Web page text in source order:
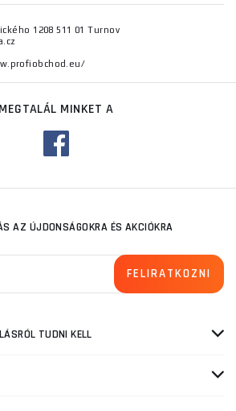
1208 511 01 Turnov
MEGTALÁL MINKET A
AZ ÚJDONSÁGOKRA ÉS AKCIÓKRA
TUDNI KELL